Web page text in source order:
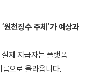
천징수 주체’가 예상과
제 지급자는 플랫폼
으로 올라옵니다.